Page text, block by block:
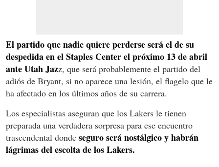
El partido que nadie quiere perderse será el de su
despedida en el Staples Center el próximo 13 de abril
ante Utah Jazz, que será probablemente el partido del
adiós de Bryant, si no aparece una lesión, el flagelo que le
ha afectado en los últimos años de su carrera.
Los especialistas aseguran que los Lakers le tienen
preparada una verdadera sorpresa para ese encuentro
trascendental donde seguro será nostálgico y habrán
lágrimas del escolta de los Lakers.